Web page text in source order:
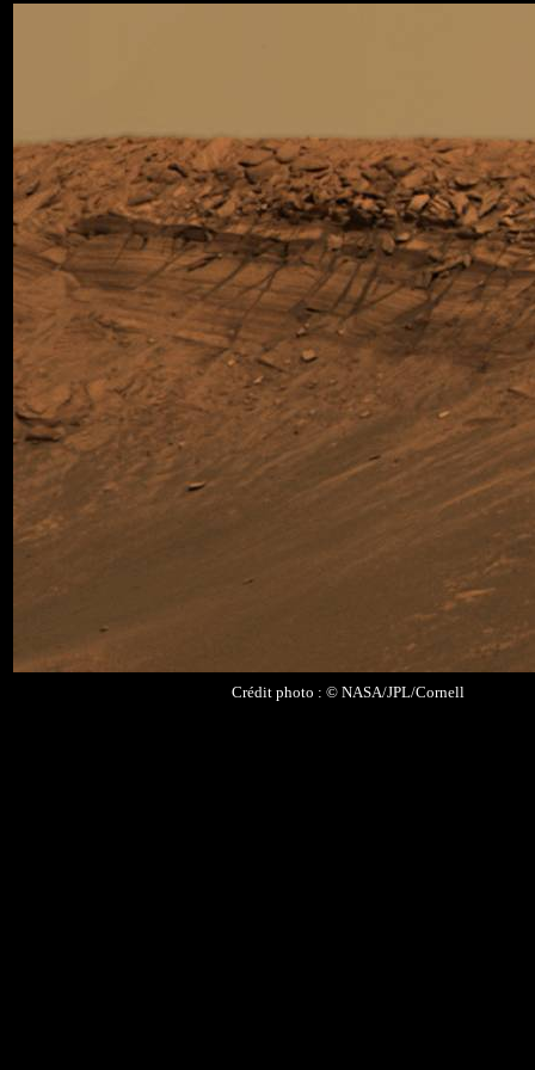
Crédit photo : © NASA/JPL/Cornell